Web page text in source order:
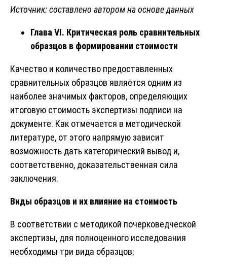
Источник: составлено автором на основе данных
Глава VI. Критическая роль сравнительных
образцов в формировании стоимости
Качество и количество предоставленных
сравнительных образцов является одним из
наиболее значимых факторов, определяющих
итоговую стоимость экспертизы подписи на
документе. Как отмечается в методической
литературе, от этого напрямую зависит
возможность дать категорический вывод и,
соответственно, доказательственная сила
заключения.
Виды образцов и их влияние на стоимость
В соответствии с методикой почерковедческой
экспертизы, для полноценного исследования
необходимы три вида образцов: